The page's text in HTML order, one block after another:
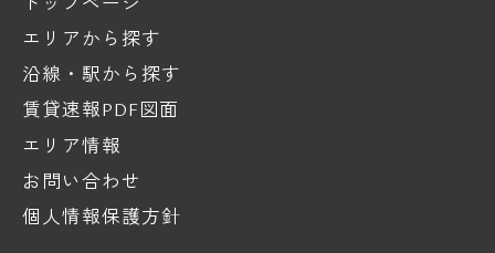
エリアから探す
沿線・駅から探す
賃貸速報PDF図面
エリア情報
お問い合わせ
個人情報保護方針